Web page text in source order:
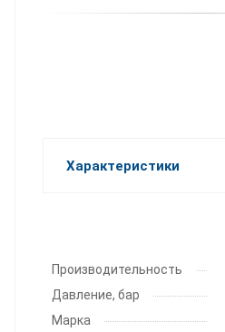
Характеристики
Производительность
Давление, бар
Марка